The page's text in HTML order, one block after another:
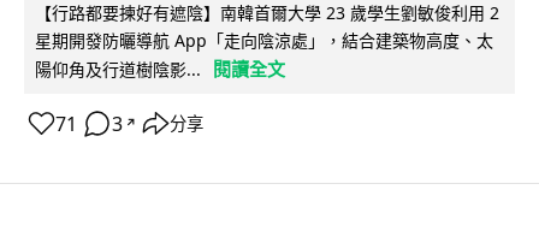
【行路都要揀好有遮陰】南韓首爾大學 23 歲學生劉敏俊利用 2
星期開發防曬導航 App「走向陰涼處」，結合建築物高度、太
陽仰角及行道樹陰影...
閱讀全文
71 3 ↗ 分享